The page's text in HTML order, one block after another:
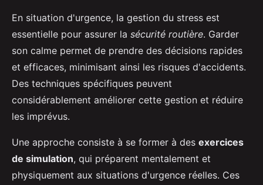
En situation d'urgence, la gestion du stress est
essentielle pour assurer la sécurité routière. Garder
son calme permet de prendre des décisions rapides
et efficaces, minimisant ainsi les risques d'accidents.
Des techniques spécifiques peuvent
considérablement améliorer cette gestion et réduire
les imprévus.
Une approche consiste à se former à des exercices
de simulation, qui préparent mentalement et
physiquement aux situations d'urgence réelles. Ces